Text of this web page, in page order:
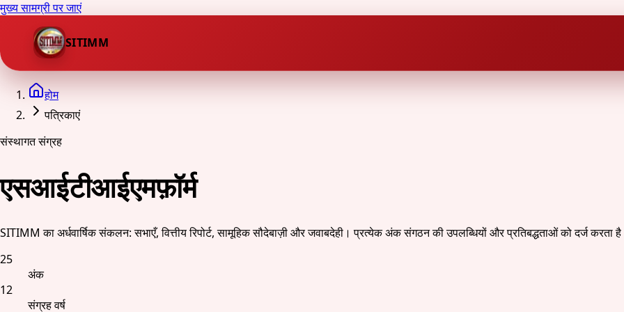
मुख्य सामग्री पर जाएं
SITIMM
होम
पत्रिकाएं
संस्थागत संग्रह
एसआईटीआईएमफ़ॉर्म
SITIMM का अर्धवार्षिक संकलन: सभाएँ, वित्तीय रिपोर्ट, सामूहिक सौदेबाज़ी और जवाबदेही। प्रत्येक अंक संगठन की उपलब्धियों और प्रतिबद्धताओं को दर्ज करता
25
अंक
12
संग्रह वर्ष